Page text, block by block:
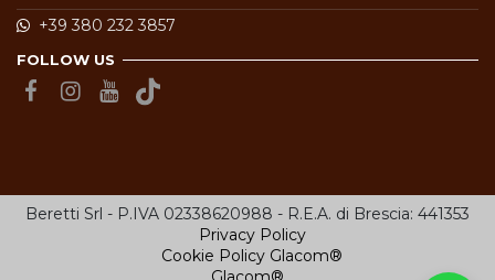
+39 380 232 3857
FOLLOW US
Beretti Srl - P.IVA 02338620988 - R.E.A. di Brescia: 441353
Privacy Policy
Cookie Policy Glacom®